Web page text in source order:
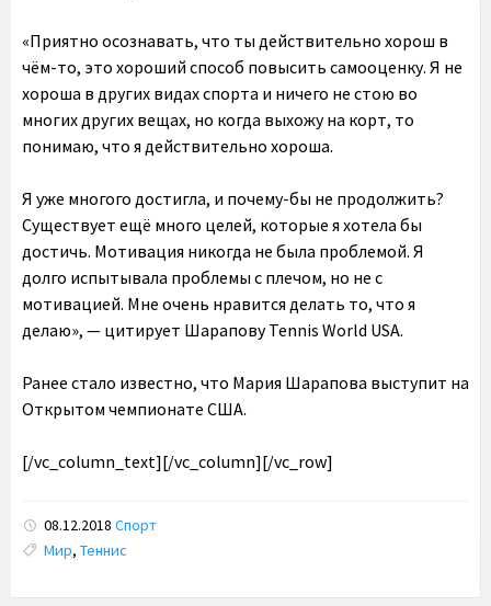
«Приятно осознавать, что ты действительно хорош в
чём-то, это хороший способ повысить самооценку. Я не
хороша в других видах спорта и ничего не стою во
многих других вещах, но когда выхожу на корт, то
понимаю, что я действительно хороша.
Я уже многого достигла, и почему-бы не продолжить?
Существует ещё много целей, которые я хотела бы
достичь. Мотивация никогда не была проблемой. Я
долго испытывала проблемы с плечом, но не с
мотивацией. Мне очень нравится делать то, что я
делаю», — цитирует Шарапову Tennis World USA.
Ранее стало известно, что Мария Шарапова выступит на
Открытом чемпионате США.
[/vc_column_text][/vc_column][/vc_row]
08.12.2018 Спорт
Tags:
Мир, Теннис